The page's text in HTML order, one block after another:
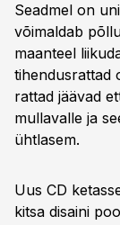
Seadmel on
võimaldab
maanteel
tihendusrattad
rattad jäävad
mullavalle ja
ühtlasem.
Uus CD
kitsa disaini